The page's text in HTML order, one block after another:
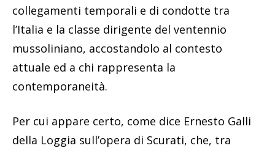
collegamenti temporali e di condotte tra
l’Italia e la classe dirigente del ventennio
mussoliniano, accostandolo al contesto
attuale ed a chi rappresenta la
contemporaneità.
Per cui appare certo, come dice Ernesto Galli
della Loggia sull’opera di Scurati, che, tra